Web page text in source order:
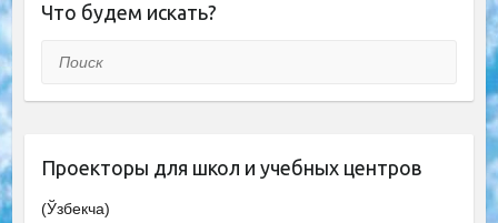
Что будем искать?
Поиск
Проекторы для школ и учебных центров
(Ўзбекча)